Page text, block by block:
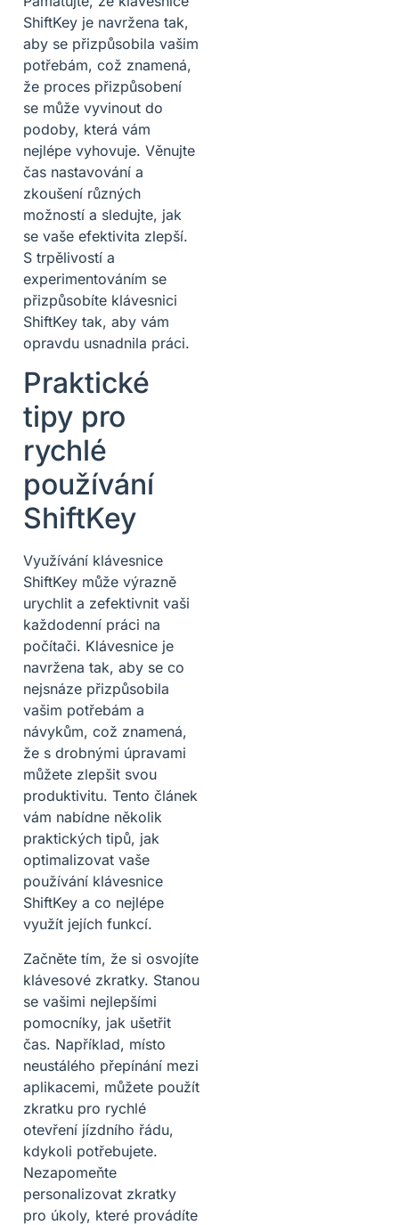
ShiftKey je navržena tak,
aby se přizpůsobila vašim
potřebám, což znamená,
že proces přizpůsobení
se může vyvinout do
podoby, která vám
nejlépe vyhovuje. Věnujte
čas nastavování a
zkoušení různých
možností a sledujte, jak
se vaše efektivita zlepší.
S trpělivostí a
experimentováním se
přizpůsobíte klávesnici
ShiftKey tak, aby vám
opravdu usnadnila práci.
Praktické
tipy pro
rychlé
používání
ShiftKey
Využívání klávesnice
ShiftKey může výrazně
urychlit a zefektivnit vaši
každodenní práci na
počítači. Klávesnice je
navržena tak, aby se co
nejsnáze přizpůsobila
vašim potřebám a
návykům, což znamená,
že s drobnými úpravami
můžete zlepšit svou
produktivitu. Tento článek
vám nabídne několik
praktických tipů, jak
optimalizovat vaše
používání klávesnice
ShiftKey a co nejlépe
využít jejích funkcí.
Začněte tím, že si osvojíte
klávesové zkratky. Stanou
se vašimi nejlepšími
pomocníky, jak ušetřit
čas. Například, místo
neustálého přepínání mezi
aplikacemi, můžete použít
zkratku pro rychlé
otevření jízdního řádu,
kdykoli potřebujete.
Nezapomeňte
personalizovat zkratky
pro úkoly, které provádíte